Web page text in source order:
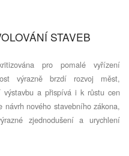
STAVEB
pro pomalé vyřízení
výrazně brzdí rozvoj měst,
výstavbu a přispívá i k růstu cen
nového stavebního zákona,
zjednodušení a urychlení